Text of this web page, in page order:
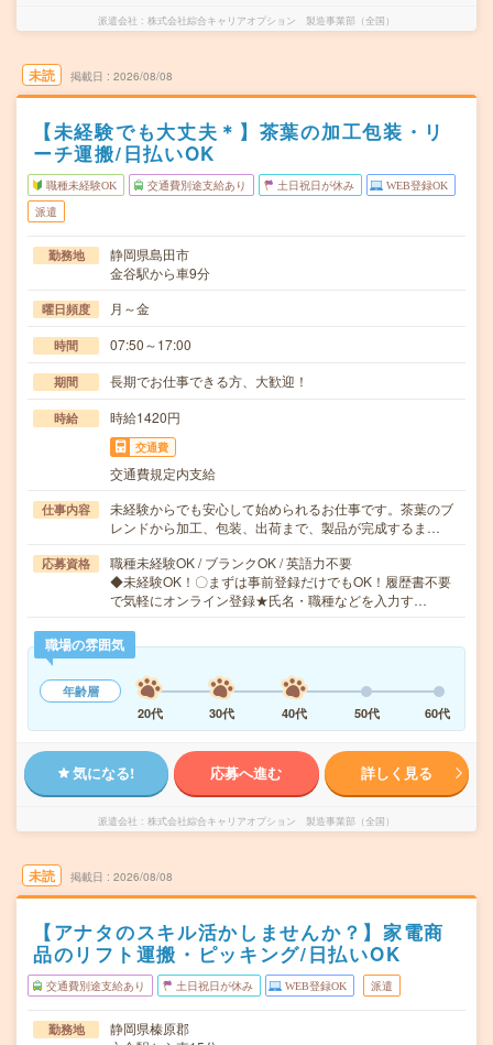
派遣会社 株式会社綜合キャリアオプション 製造事業部（全国）
未読 掲載日 2026/08/08
【未経験でも大丈夫＊】茶葉の加工包装・リ
ーチ運搬/日払いOK
職種未経験OK 交通費別途支給あり 土日祝日が休み WEB登録OK
派遣
勤務地
静岡県島田市
金谷駅から車9分
曜日頻度 月～金
時間 07:50～17:00
期間 長期でお仕事できる方、大歓迎！
時給 時給1420円
交通費
交通費規定内支給
仕事内容
未経験からでも安心して始められるお仕事です。茶葉のブ
レンドから加工、包装、出荷まで、製品が完成するま…
応募資格
職種未経験OK / ブランクOK / 英語力不要
◆未経験OK！〇まずは事前登録だけでもOK！履歴書不要
で気軽にオンライン登録★氏名・職種などを入力す…
職場の雰囲気
年齢層
20代
30代 40代 50代 60代
気になる! 応募へ進む 詳しく見る
派遣会社 株式会社綜合キャリアオプション 製造事業部（全国）
未読 掲載日 2026/08/08
【アナタのスキル活かしませんか？】家電商
品のリフト運搬・ピッキング/日払いOK
交通費別途支給あり 土日祝日が休み WEB登録OK 派遣
勤務地
静岡県榛原郡